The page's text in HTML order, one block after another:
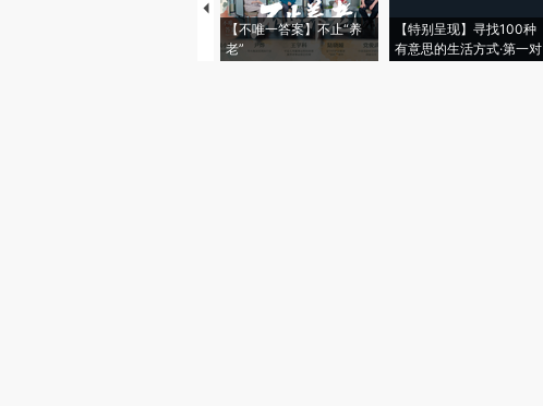
【不唯一答案】不止“养
老”
【特别呈现】寻找100种
有意思的生活方式·第一对